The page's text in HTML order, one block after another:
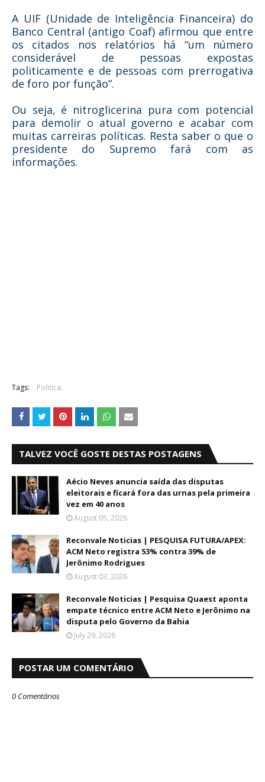
A UIF (Unidade de Inteligência Financeira) do
Banco Central (antigo Coaf) afirmou que entre
os citados nos relatórios há “um número
considerável de pessoas expostas
politicamente e de pessoas com prerrogativa
de foro por função”.
Ou seja, é nitroglicerina pura com potencial
para demolir o atual governo e acabar com
muitas carreiras políticas. Resta saber o que o
presidente do Supremo fará com as
informações.
Tags: Politica:
TALVEZ VOCÊ GOSTE DESTAS POSTAGENS
Aécio Neves anuncia saída das disputas
eleitorais e ficará fora das urnas pela primeira
vez em 40 anos
August 05, 2026
Reconvale Noticias | PESQUISA FUTURA/APEX:
ACM Neto registra 53% contra 39% de
Jerônimo Rodrigues
August 03, 2026
Reconvale Noticias | Pesquisa Quaest aponta
empate técnico entre ACM Neto e Jerônimo na
disputa pelo Governo da Bahia
July 29, 2026
POSTAR UM COMENTÁRIO
0 Comentários